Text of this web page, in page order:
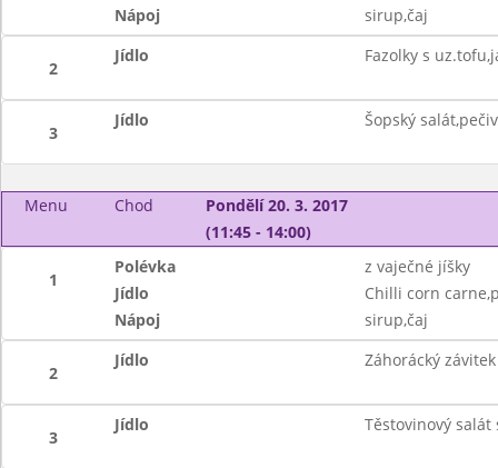
Nápoj
sirup,čaj
2
Jídlo Fazolky s
3
Jídlo Šopský
Menu Chod
Pondělí 20. 3. 2017
(11:45 - 14:00)
1
Polévka
z vaječné jíšky
Jídlo
Chilli corn
Nápoj
sirup,čaj
2
Jídlo Záhorácký
3
Jídlo Těstovinový